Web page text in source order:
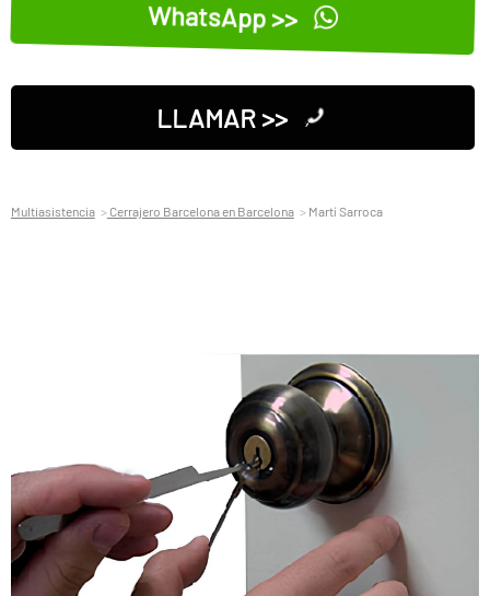
WhatsApp >>
LLAMAR >>
Multiasistencia Cerrajero Barcelona en Barcelona Martí Sarroca